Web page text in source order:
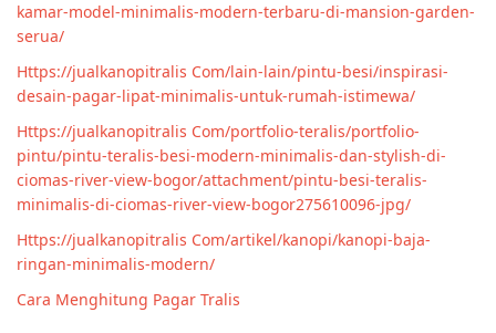
kamar-model-minimalis-modern-terbaru-di-mansion-garden-
serua/
Https://jualkanopitralis Com/lain-lain/pintu-besi/inspirasi-
desain-pagar-lipat-minimalis-untuk-rumah-istimewa/
Https://jualkanopitralis Com/portfolio-teralis/portfolio-
pintu/pintu-teralis-besi-modern-minimalis-dan-stylish-di-
ciomas-river-view-bogor/attachment/pintu-besi-teralis-
minimalis-di-ciomas-river-view-bogor275610096-jpg/
Https://jualkanopitralis Com/artikel/kanopi/kanopi-baja-
ringan-minimalis-modern/
Cara Menghitung Pagar Tralis